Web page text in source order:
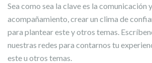
Sea como sea la clave es la comunicación
acompañamiento, crear un clima de
para plantear este y otros temas.
nuestras redes para contarnos tu
este u otros temas.